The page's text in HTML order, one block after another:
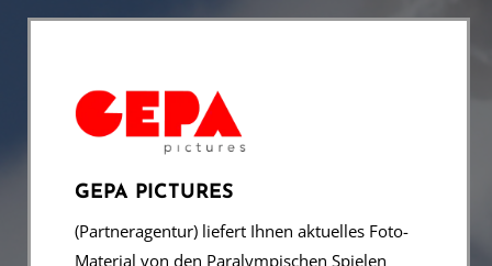
GEPA PICTURES
(Partneragentur) liefert Ihnen aktuelles Foto-
Material von den Paralympischen Spielen